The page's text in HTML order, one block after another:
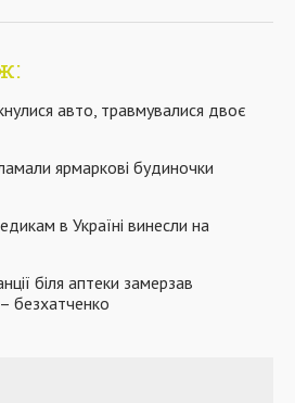
авто, травмувалися двоє
ярмаркові будиночки
в Україні винесли на
біля аптеки замерзав
​безхатченко